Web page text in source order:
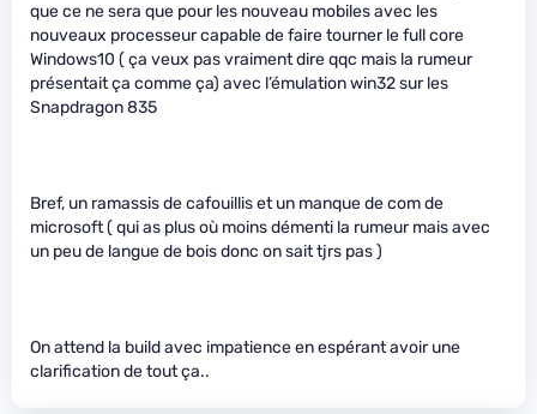
que ce ne sera que pour les nouveau mobiles avec les
nouveaux processeur capable de faire tourner le full core
Windows10 ( ça veux pas vraiment dire qqc mais la rumeur
présentait ça comme ça) avec l’émulation win32 sur les
Snapdragon 835
Bref, un ramassis de cafouillis et un manque de com de
microsoft ( qui as plus où moins démenti la rumeur mais avec
un peu de langue de bois donc on sait tjrs pas )
On attend la build avec impatience en espérant avoir une
clarification de tout ça..